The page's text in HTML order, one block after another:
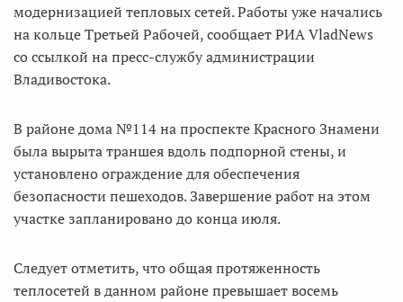
модернизацией тепловых сетей. Работы уже начались
на кольце Третьей Рабочей, сообщает РИА VladNews
со ссылкой на пресс-службу администрации
Владивостока.
В районе дома №114 на проспекте Красного Знамени
была вырыта траншея вдоль подпорной стены, и
установлено ограждение для обеспечения
безопасности пешеходов. Завершение работ на этом
участке запланировано до конца июля.
Следует отметить, что общая протяженность
теплосетей в данном районе превышает восемь